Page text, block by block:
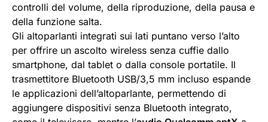
controlli del volume, della riproduzione, della pausa e
della funzione salta.
Gli altoparlanti integrati sui lati puntano verso l’alto
per offrire un ascolto wireless senza cuffie dallo
smartphone, dal tablet o dalla console portatile. Il
trasmettitore Bluetooth USB/3,5 mm incluso espande
le applicazioni dell’altoparlante, permettendo di
aggiungere dispositivi senza Bluetooth integrato,